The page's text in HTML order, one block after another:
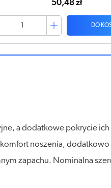
50,48 zł
DO
a dodatkowe pokrycie
noszenia, dodatkowo
zapachu. Nominalna